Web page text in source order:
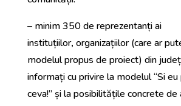
– minim 350 de reprezentanți ai
instituțiilor, organizațiilor (care ar
modelul propus de proiect) din
informați cu privire la modelul “Si
ceva!” și la posibilitățile concrete de